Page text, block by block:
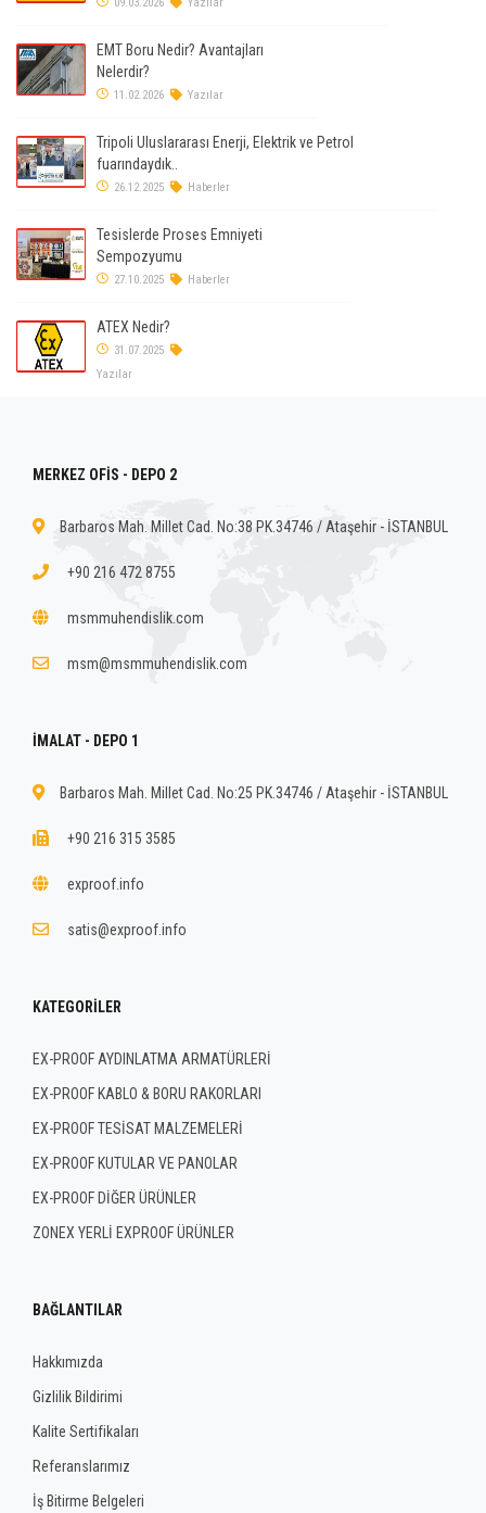
EMT Boru Nedir? Avantajları
Nelerdir?
11.02.2026 Yazılar
Tripoli Uluslararası Enerji, Elektrik ve Petrol
fuarındaydık..
26.12.2025 Haberler
Tesislerde Proses Emniyeti
Sempozyumu
27.10.2025 Haberler
ATEX Nedir?
31.07.2025
Yazılar
MERKEZ OFİS - DEPO 2
Barbaros Mah. Millet Cad. No:38 PK.34746 / Ataşehir - İSTANBUL
+90 216 472 8755
msmmuhendislik.com
msm@msmmuhendislik.com
İMALAT - DEPO 1
Barbaros Mah. Millet Cad. No:25 PK.34746 / Ataşehir - İSTANBUL
+90 216 315 3585
exproof.info
satis@exproof.info
KATEGORILER
EX-PROOF AYDINLATMA ARMATÜRLERİ
EX-PROOF KABLO & BORU RAKORLARI
EX-PROOF TESİSAT MALZEMELERİ
EX-PROOF KUTULAR VE PANOLAR
EX-PROOF DİĞER ÜRÜNLER
ZONEX YERLİ EXPROOF ÜRÜNLER
BAĞLANTILAR
Hakkımızda
Gizlilik Bildirimi
Kalite Sertifikaları
Referanslarımız
İş Bitirme Belgeleri